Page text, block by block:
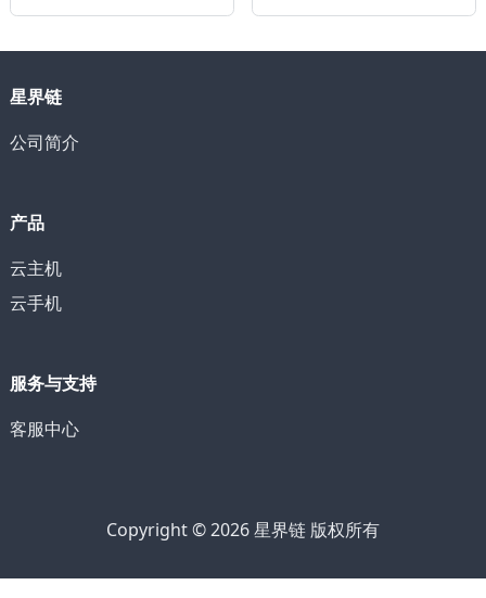
星界链
公司简介
产品
云主机
云手机
服务与支持
客服中心
Copyright © 2026 星界链 版权所有